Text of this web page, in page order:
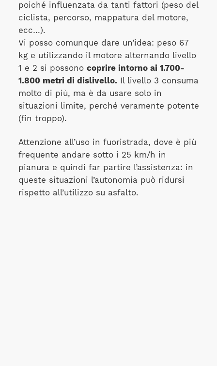
poiché influenzata da tanti fattori (peso del
ciclista, percorso, mappatura del motore,
ecc…).
Vi posso comunque dare un’idea: peso 67
kg e utilizzando il motore alternando livello
1 e 2 si possono coprire intorno ai 1.700-
1.800 metri di dislivello.Il livello 3 consuma
molto di più, ma è da usare solo in
situazioni limite, perché veramente potente
(fin troppo).
Attenzione all’uso in fuoristrada, dove è più
frequente andare sotto i 25 km/h in
pianura e quindi far partire l’assistenza: in
queste situazioni l’autonomia può ridursi
rispetto all’utilizzo su asfalto.